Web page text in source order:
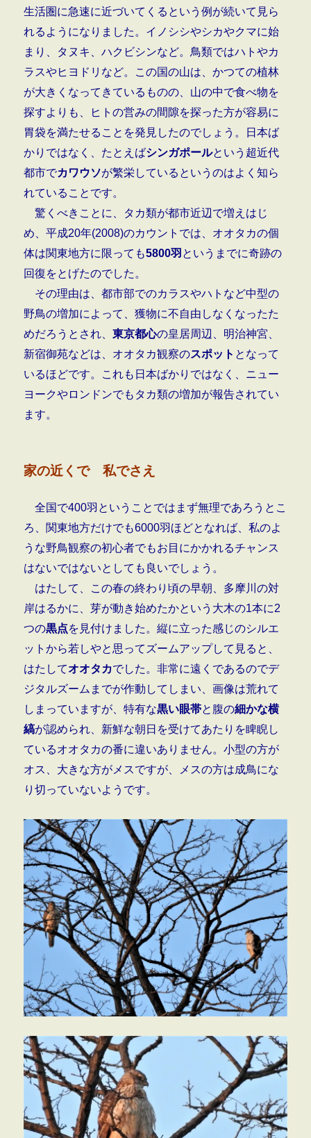
生活圏に急速に近づいてくるという例が続いて見ら
れるようになりました。イノシシやシカやクマに始
まり、タヌキ、ハクビシンなど。鳥類ではハトやカ
ラスやヒヨドリなど。この国の山は、かつての植林
が大きくなってきているものの、山の中で食べ物を
探すよりも、ヒトの営みの間隙を探った方が容易に
胃袋を満たせることを発見したのでしょう。日本ば
かりではなく、たとえばシンガポールという超近代
都市でカワウソが繁栄しているというのはよく知ら
れていることです。
驚くべきことに、タカ類が都市近辺で増えはじ
め、平成20年(2008)のカウントでは、オオタカの個
体は関東地方に限っても5800羽 というまでに奇跡の
回復をとげたのでした。
その理由は、都市部でのカラスやハトなど中型の
野鳥の増加によって、獲物に不自由しなくなったた
めだろうとされ、東京都心の皇居周辺、明治神宮、
新宿御苑などは、オオタカ観察のスポット となって
いるほどです。これも日本ばかりではなく、ニュー
ヨークやロンドンでもタカ類の増加が報告されてい
ます。
家の近くで 私でさえ
全国で400羽ということではまず無理であろうとこ
ろ、関東地方だけでも6000羽ほどとなれば、私のよ
うな野鳥観察の初心者でもお目にかかれるチャンス
はないではないとしても良いでしょう。
はたして、この春の終わり頃の早朝、多摩川の対
岸はるかに、芽が動き始めたかという大木の1本に2
つの黒点を見付けました。縦に立った感じのシルエ
ットから若しやと思ってズームアップして見ると、
はたしてオオタカでした。非常に遠くであるのでデ
ジタルズームまでが作動してしまい、画像は荒れて
しまっていますが、特有な黒い眼帯と腹の細かな横
縞が認められ、新鮮な朝日を受けてあたりを睥睨し
ているオオタカの番に違いありません。小型の方が
オス、大きな方がメスですが、メスの方は成鳥にな
り切っていないようです。